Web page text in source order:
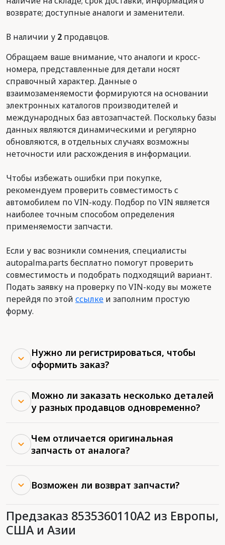
возврате; доступные аналоги и заменители.
В наличии у 2 продавцов.
Обращаем ваше внимание, что аналоги и кросс-
номера, представленные для детали носят
справочный характер. Данные о
взаимозаменяемости формируются на основании
электронных каталогов производителей и
международных баз автозапчастей. Поскольку базы
данных являются динамическими и регулярно
обновляются, в отдельных случаях возможны
неточности или расхождения в информации.
Чтобы избежать ошибки при покупке,
рекомендуем проверить совместимость с
автомобилем по VIN-коду. Подбор по VIN является
наиболее точным способом определения
применяемости запчасти.
Если у вас возникли сомнения, специалисты
autopalma.parts бесплатно помогут проверить
совместимость и подобрать подходящий вариант.
Подать заявку на проверку по VIN-коду вы можете
перейдя по этой ссылке и заполним простую
форму.
Нужно ли регистрироваться, чтобы
оформить заказ?
Можно ли заказать несколько деталей
у разных продавцов одновременно?
Чем отличается оригинальная
запчасть от аналога?
Возможен ли возврат запчасти?
Предзаказ 8535360110A2 из Европы,
США и Азии